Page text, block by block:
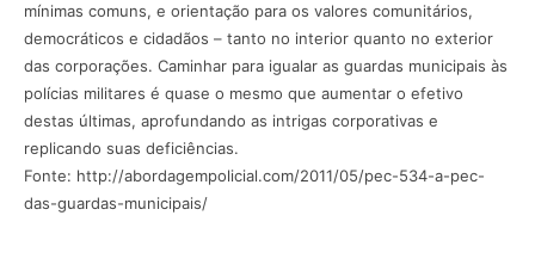
mínimas comuns, e orientação para os valores comunitários,
democráticos e cidadãos – tanto no interior quanto no exterior
das corporações. Caminhar para igualar as guardas municipais às
polícias militares é quase o mesmo que aumentar o efetivo
destas últimas, aprofundando as intrigas corporativas e
replicando suas deficiências.
Fonte: http://abordagempolicial.com/2011/05/pec-534-a-pec-
das-guardas-municipais/